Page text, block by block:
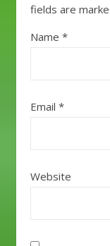
fields are
Name *
Email *
Website